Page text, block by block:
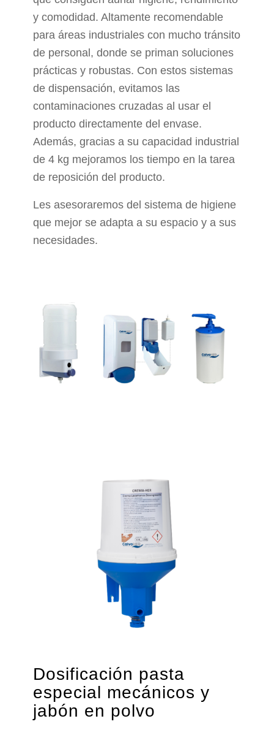
y comodidad. Altamente recomendable
para áreas industriales con mucho tránsito
de personal, donde se priman soluciones
prácticas y robustas. Con estos sistemas
de dispensación, evitamos las
contaminaciones cruzadas al usar el
producto directamente del envase.
Además, gracias a su capacidad industrial
de 4 kg mejoramos los tiempo en la tarea
de reposición del producto.
Les asesoraremos del sistema de higiene
que mejor se adapta a su espacio y a sus
necesidades.
Dosificación pasta
especial mecánicos y
jabón en polvo